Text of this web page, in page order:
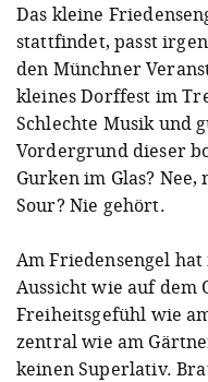
Das kleine
stattfindet, passt
den Münchner
kleines Dorffest im
Schlechte Musik und
Vordergrund dieser
Gurken im Glas? Nee,
Sour? Nie gehört.
Am Friedensengel
Aussicht wie auf dem
Freiheitsgefühl wie
zentral wie am
keinen Superlativ.